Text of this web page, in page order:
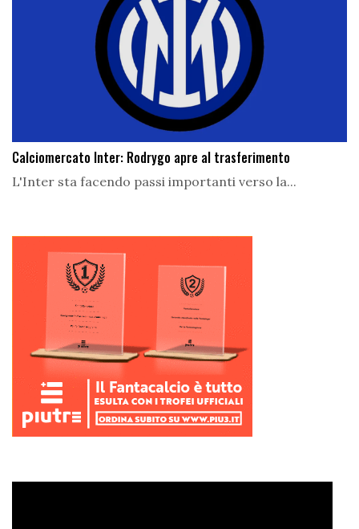
Calciomercato Inter: Rodrygo apre al trasferimento
L'Inter sta facendo passi importanti verso la...